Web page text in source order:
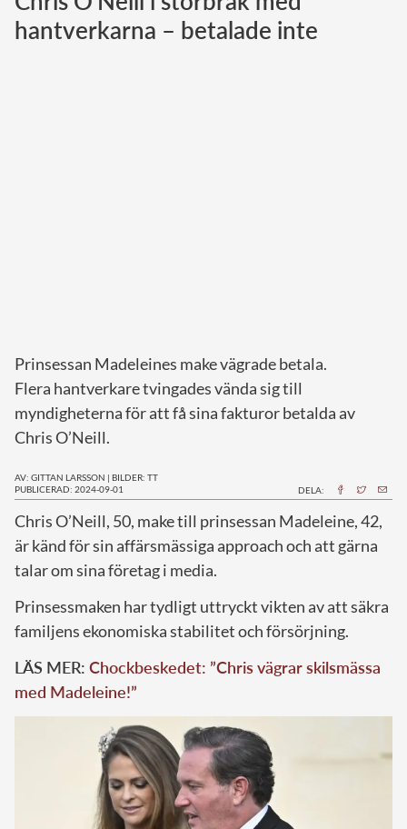
Norska kungahuset
hantverkarna – betalade inte
Prinsessan Madeleines make vägrade betala.
Flera hantverkare tvingades vända sig till
myndigheterna för att få sina fakturor betalda av
Chris O’Neill.
AV: GITTAN LARSSON | BILDER: TT
PUBLICERAD: 2024-09-01
DELA:
Chris O’Neill, 50, make till prinsessan Madeleine, 42,
är känd för sin affärsmässiga approach och att gärna
talar om sina företag i media.
Prinsessmaken har tydligt uttryckt vikten av att säkra
familjens ekonomiska stabilitet och försörjning.
LÄS MER: Chockbeskedet: ”Chris vägrar skilsmässa
med Madeleine!”